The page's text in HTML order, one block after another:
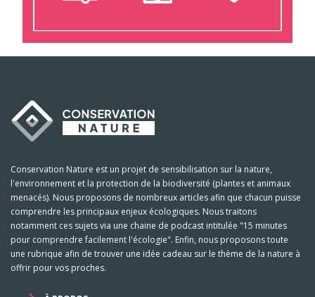
Conservation Nature est un projet de sensibilisation sur la nature,
l'environnement et la protection de la biodiversité (plantes et animaux
menacés). Nous proposons de nombreux articles afin que chacun puisse
comprendre les principaux enjeux écologiques. Nous traitons
notamment ces sujets via une chaine de podcast intitulée "15 minutes
pour comprendre facilement l'écologie". Enfin, nous proposons toute
une rubrique afin de trouver une idée cadeau sur le thème de la nature à
offrir pour vos proches.